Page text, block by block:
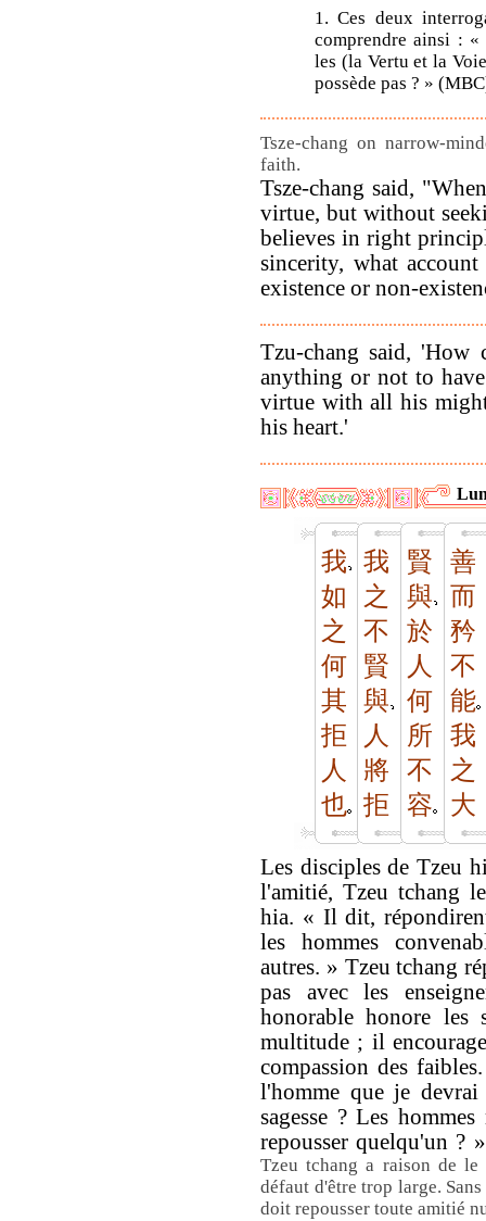
1. Ces deux
comprendre ainsi :
les (la Vertu et la
possède pas ? »
Tsze-chang on narrow-
faith.
Tsze-chang said,
virtue, but without
believes in right
sincerity, what
existence or non-
Tzu-chang said, 'How
anything or not to
virtue with all his
his heart.'
我
如
之
何
其
拒
人
也
我
之
不
賢
與
人
將
拒
賢
與
於
人
何
所
不
容
善
而
矜
不
能
我
之
大
Les disciples de Tzeu
l'amitié, Tzeu tchang
hia. « Il dit,
les hommes
autres. » Tzeu tchang
pas avec les
honorable honore les
multitude ; il
compassion des
l'homme que je devrai
sagesse ? Les
repousser quelqu'un ?
Tzeu tchang a raison de
défaut d'être trop large.
doit repousser toute amitié